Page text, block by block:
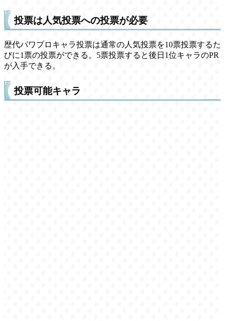
投票は人気投票への投票が必要
歴代パワプロキャラ投票は通常の人気投票を10票投票するた
びに1票の投票ができる。5票投票すると後日1位キャラのPR
が入手できる。
投票可能キャラ